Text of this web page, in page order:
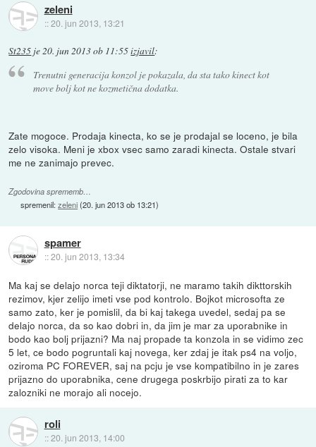
zeleni
::20. jun 2013, 13:21
St235 je20. jun 2013 ob 11:55izjavil:
Trenutni generacija konzol je pokazala, da sta tako kinect kot
move bolj kot ne kozmetična dodatka.
Zate mogoce. Prodaja kinecta, ko se je prodajal se loceno, je bila
zelo visoka. Meni je xbox vsec samo zaradi kinecta. Ostale stvari
me ne zanimajo prevec.
Zgodovina sprememb…
spremenil:zeleni(20. jun 2013 ob 13:21)
spamer
::20. jun 2013, 13:34
Ma kaj se delajo norca teji diktatorji, ne maramo takih dikttorskih
rezimov, kjer zelijo imeti vse pod kontrolo. Bojkot microsofta ze
samo zato, ker je pomislil, da bi kaj takega uvedel, sedaj pa se
delajo norca, da so kao dobri in, da jim je mar za uporabnike in
bodo kao bolj prijazni? Ma naj propade ta konzola in se vidimo zec
5 let, ce bodo pogruntali kaj novega, ker zdaj je itak ps4 na voljo,
oziroma PC FOREVER, saj na pcju je vse kompatibilno in je zares
prijazno do uporabnika, cene drugega poskrbijo pirati za to kar
zalozniki ne morajo ali nocejo.
roli
::20. jun 2013, 14:00